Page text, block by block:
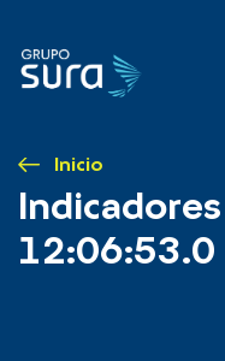
Inicio
12:06:53.0